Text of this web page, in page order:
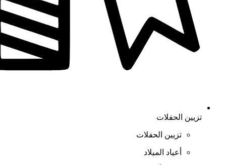
تزيين الحفلات
تزيين الحفلات
أعياد الميلاد